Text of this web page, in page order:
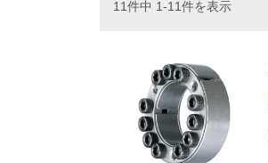
11件中 1-11件を表示